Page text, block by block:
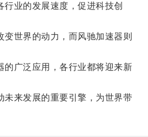
业的发展速度，促进科技创
世界的动力，而风驰加速器则
广泛应用，各行业都将迎来新
来发展的重要引擎，为世界带